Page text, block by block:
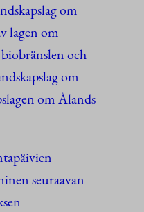
om
lagen om
och
om
om Ålands
seuraavan